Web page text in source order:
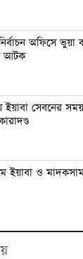
নির্বাচন অফিসে
আটক
ইয়াবা সেবনের
ইয়াবা ও